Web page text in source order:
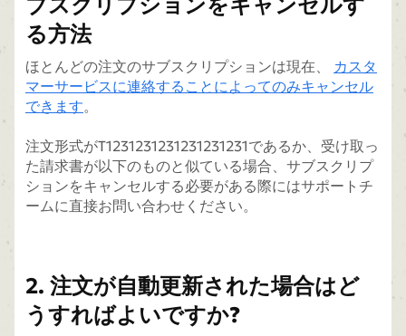
る方法
ほとんどの注文のサブスクリプションは現在、 カスタ
マーサービスに連絡することによってのみキャンセル
できます。
注文形式がT1231231231231231231であるか、受け取っ
た請求書が以下のものと似ている場合、サブスクリプ
ションをキャンセルする必要がある際にはサポートチ
ームに直接お問い合わせください。
2. 注文が自動更新された場合はど
うすればよいですか?